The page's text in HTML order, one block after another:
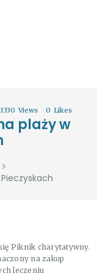
1330 Views 0 Likes
plaży w
Piknik charytatywny.
na zakup
leczeniu